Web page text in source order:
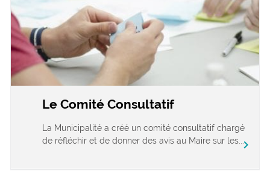
Le Comité Consultatif
La Municipalité a créé un comité consultatif chargé
de réfléchir et de donner des avis au Maire sur les...chevron_right